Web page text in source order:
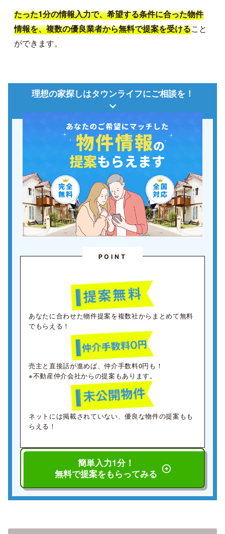
たった1分の情報入力で、希望する条件に合った物件
情報を、複数の優良業者から無料で提案を受けること
ができます。
理想の家探しはタウンライフにご相談を！
POINT
あなたに合わせた物件提案を複数社からまとめて無料
でもらえる！
売主と直接話が進めば、仲介手数料0円も！
※不動産仲介会社からの提案もあります。
ネットには掲載されていない、優良な物件の提案もも
らえる！
簡単入力1分！
無料で提案をもらってみる